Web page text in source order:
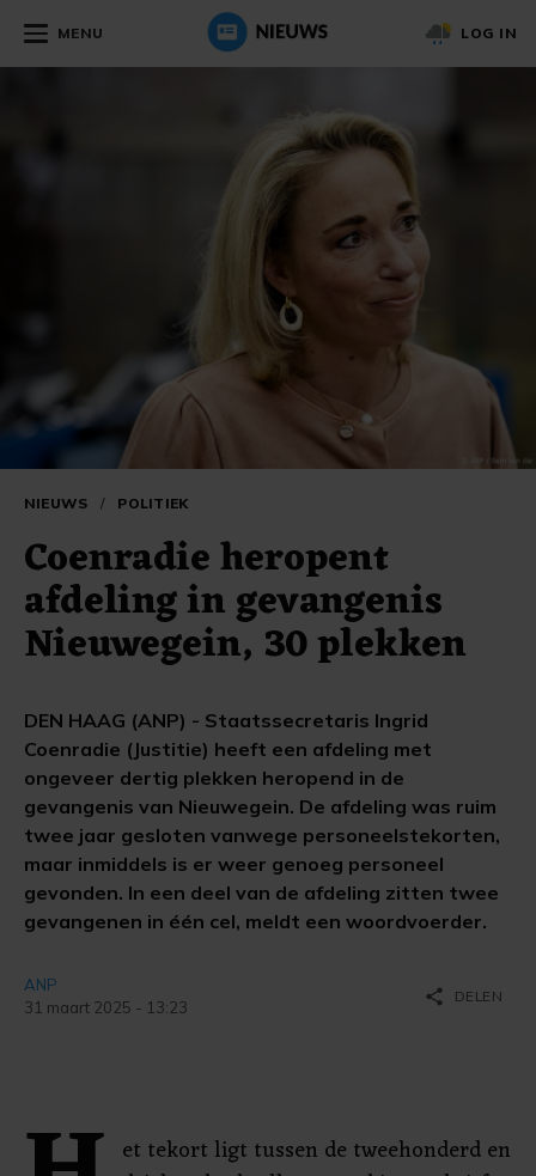
MENU LOG IN
NIEUWS / POLITIEK
Coenradie heropent
afdeling in gevangenis
Nieuwegein, 30 plekken
DEN HAAG (ANP) - Staatssecretaris Ingrid
Coenradie (Justitie) heeft een afdeling met
ongeveer dertig plekken heropend in de
gevangenis van Nieuwegein. De afdeling was ruim
twee jaar gesloten vanwege personeelstekorten,
maar inmiddels is er weer genoeg personeel
gevonden. In een deel van de afdeling zitten twee
gevangenen in één cel, meldt een woordvoerder.
ANP
31 maart 2025 - 13:23
share DELEN
et tekort ligt tussen de tweehonderd en